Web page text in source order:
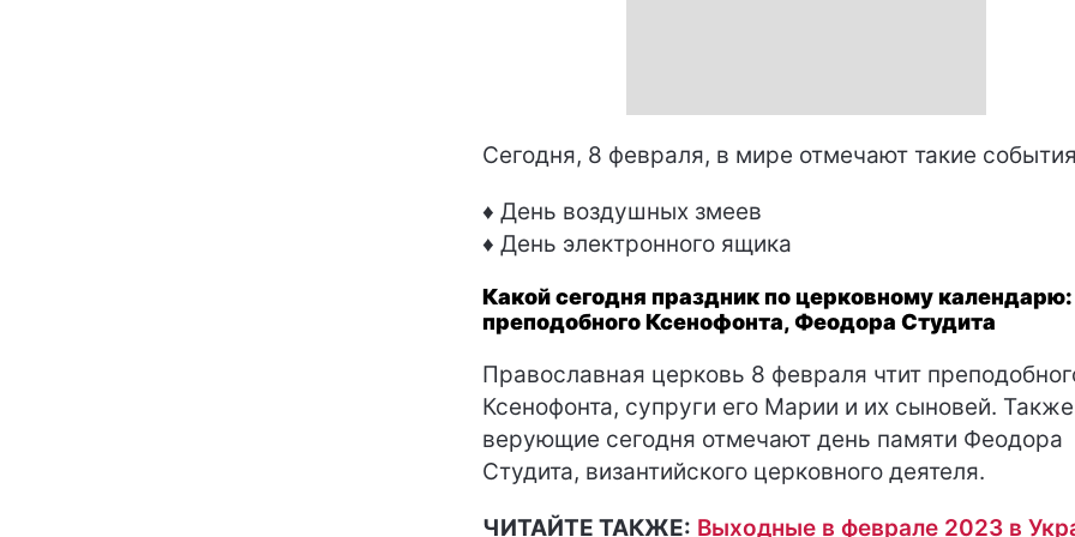
Сегодня, 8 февраля, в мире отмечают такие
♦ День воздушных змеев
♦ День электронного ящика
Какой сегодня праздник по церковному календарю:
преподобного Ксенофонта, Феодора Студита
Православная церковь 8 февраля чтит
Ксенофонта, супруги его Марии и их сыновей. Также
верующие сегодня отмечают день памяти Феодора
Студита, византийского церковного деятеля.
ЧИТАЙТЕ ТАКЖЕ: Выходные в феврале 2023 в